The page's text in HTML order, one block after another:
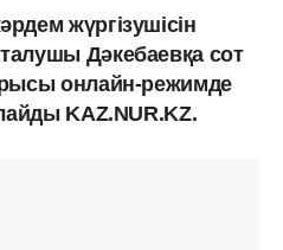
жүргізушісін
Дәкебаевқа сот
онлайн-режимде
KAZ.NUR.KZ.